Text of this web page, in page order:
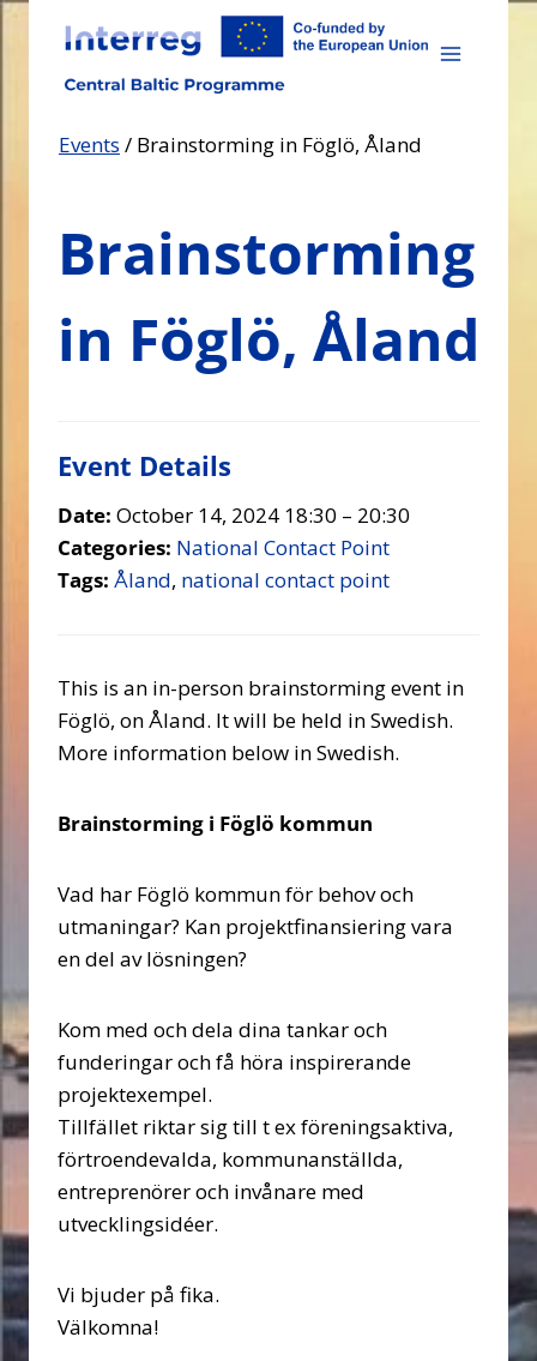
Skip
content
Events / Brainstorming in Föglö, Åland
Brainstorming
in Föglö, Åland
Event Details
Date: October 14, 2024 18:30 – 20:30
Categories: National Contact Point
Tags: Åland, national contact point
This is an in-person brainstorming event in
Föglö, on Åland. It will be held in Swedish.
More information below in Swedish.
Brainstorming i Föglö kommun
Vad har Föglö kommun för behov och
utmaningar? Kan projektfinansiering vara
en del av lösningen?
Kom med och dela dina tankar och
funderingar och få höra inspirerande
projektexempel.
Tillfället riktar sig till t ex föreningsaktiva,
förtroendevalda, kommunanställda,
entreprenörer och invånare med
utvecklingsidéer.
Vi bjuder på fika.
Välkomna!